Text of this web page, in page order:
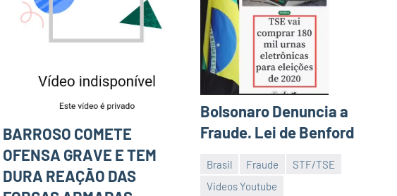
BARROSO COMETE
OFENSA GRAVE E TEM
DURA REAÇÃO DAS
Bolsonaro Denuncia a
Fraude. Lei de Benford
Brasil Fraude
STF/TSE
Videos Youtube
12Luis